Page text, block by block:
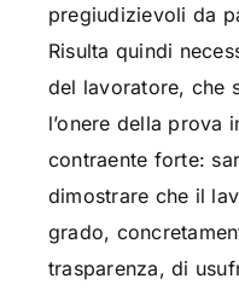
pregiudizievoli da
Risulta quindi
del lavoratore, che
l’onere della prova
contraente forte:
dimostrare che il
grado,
trasparenza, di